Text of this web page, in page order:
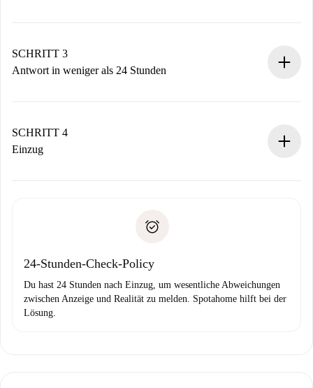
Denk daran, dass wir dich erst belasten, wenn der
Vermieter zustimmt.
SCHRITT 3
Antwort in weniger als 24 Stunden
stellen den Kontakt her.
Wenn der Vermieter ablehnen muss, entstehen keine
SCHRITT 4
Einzug
24-Stunden-Check-Policy
Du hast 24 Stunden nach Einzug, um wesentliche Abweichungen
zwischen Anzeige und Realität zu melden. Spotahome hilft bei der
Lösung.